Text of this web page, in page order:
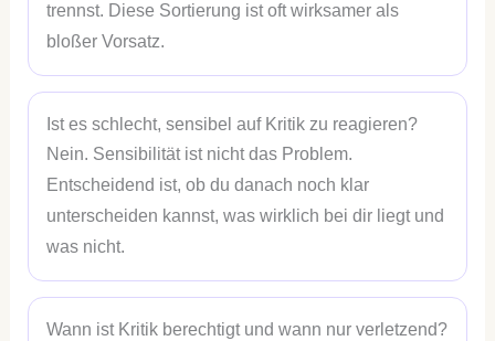
trennst. Diese Sortierung ist oft wirksamer als
bloßer Vorsatz.
Ist es schlecht, sensibel auf Kritik zu reagieren?
Nein. Sensibilität ist nicht das Problem.
Entscheidend ist, ob du danach noch klar
unterscheiden kannst, was wirklich bei dir liegt und
was nicht.
Wann ist Kritik berechtigt und wann nur verletzend?